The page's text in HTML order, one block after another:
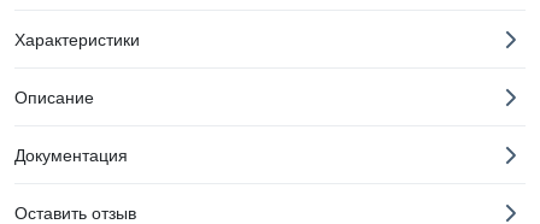
Характеристики
Описание
Документация
Оставить отзыв